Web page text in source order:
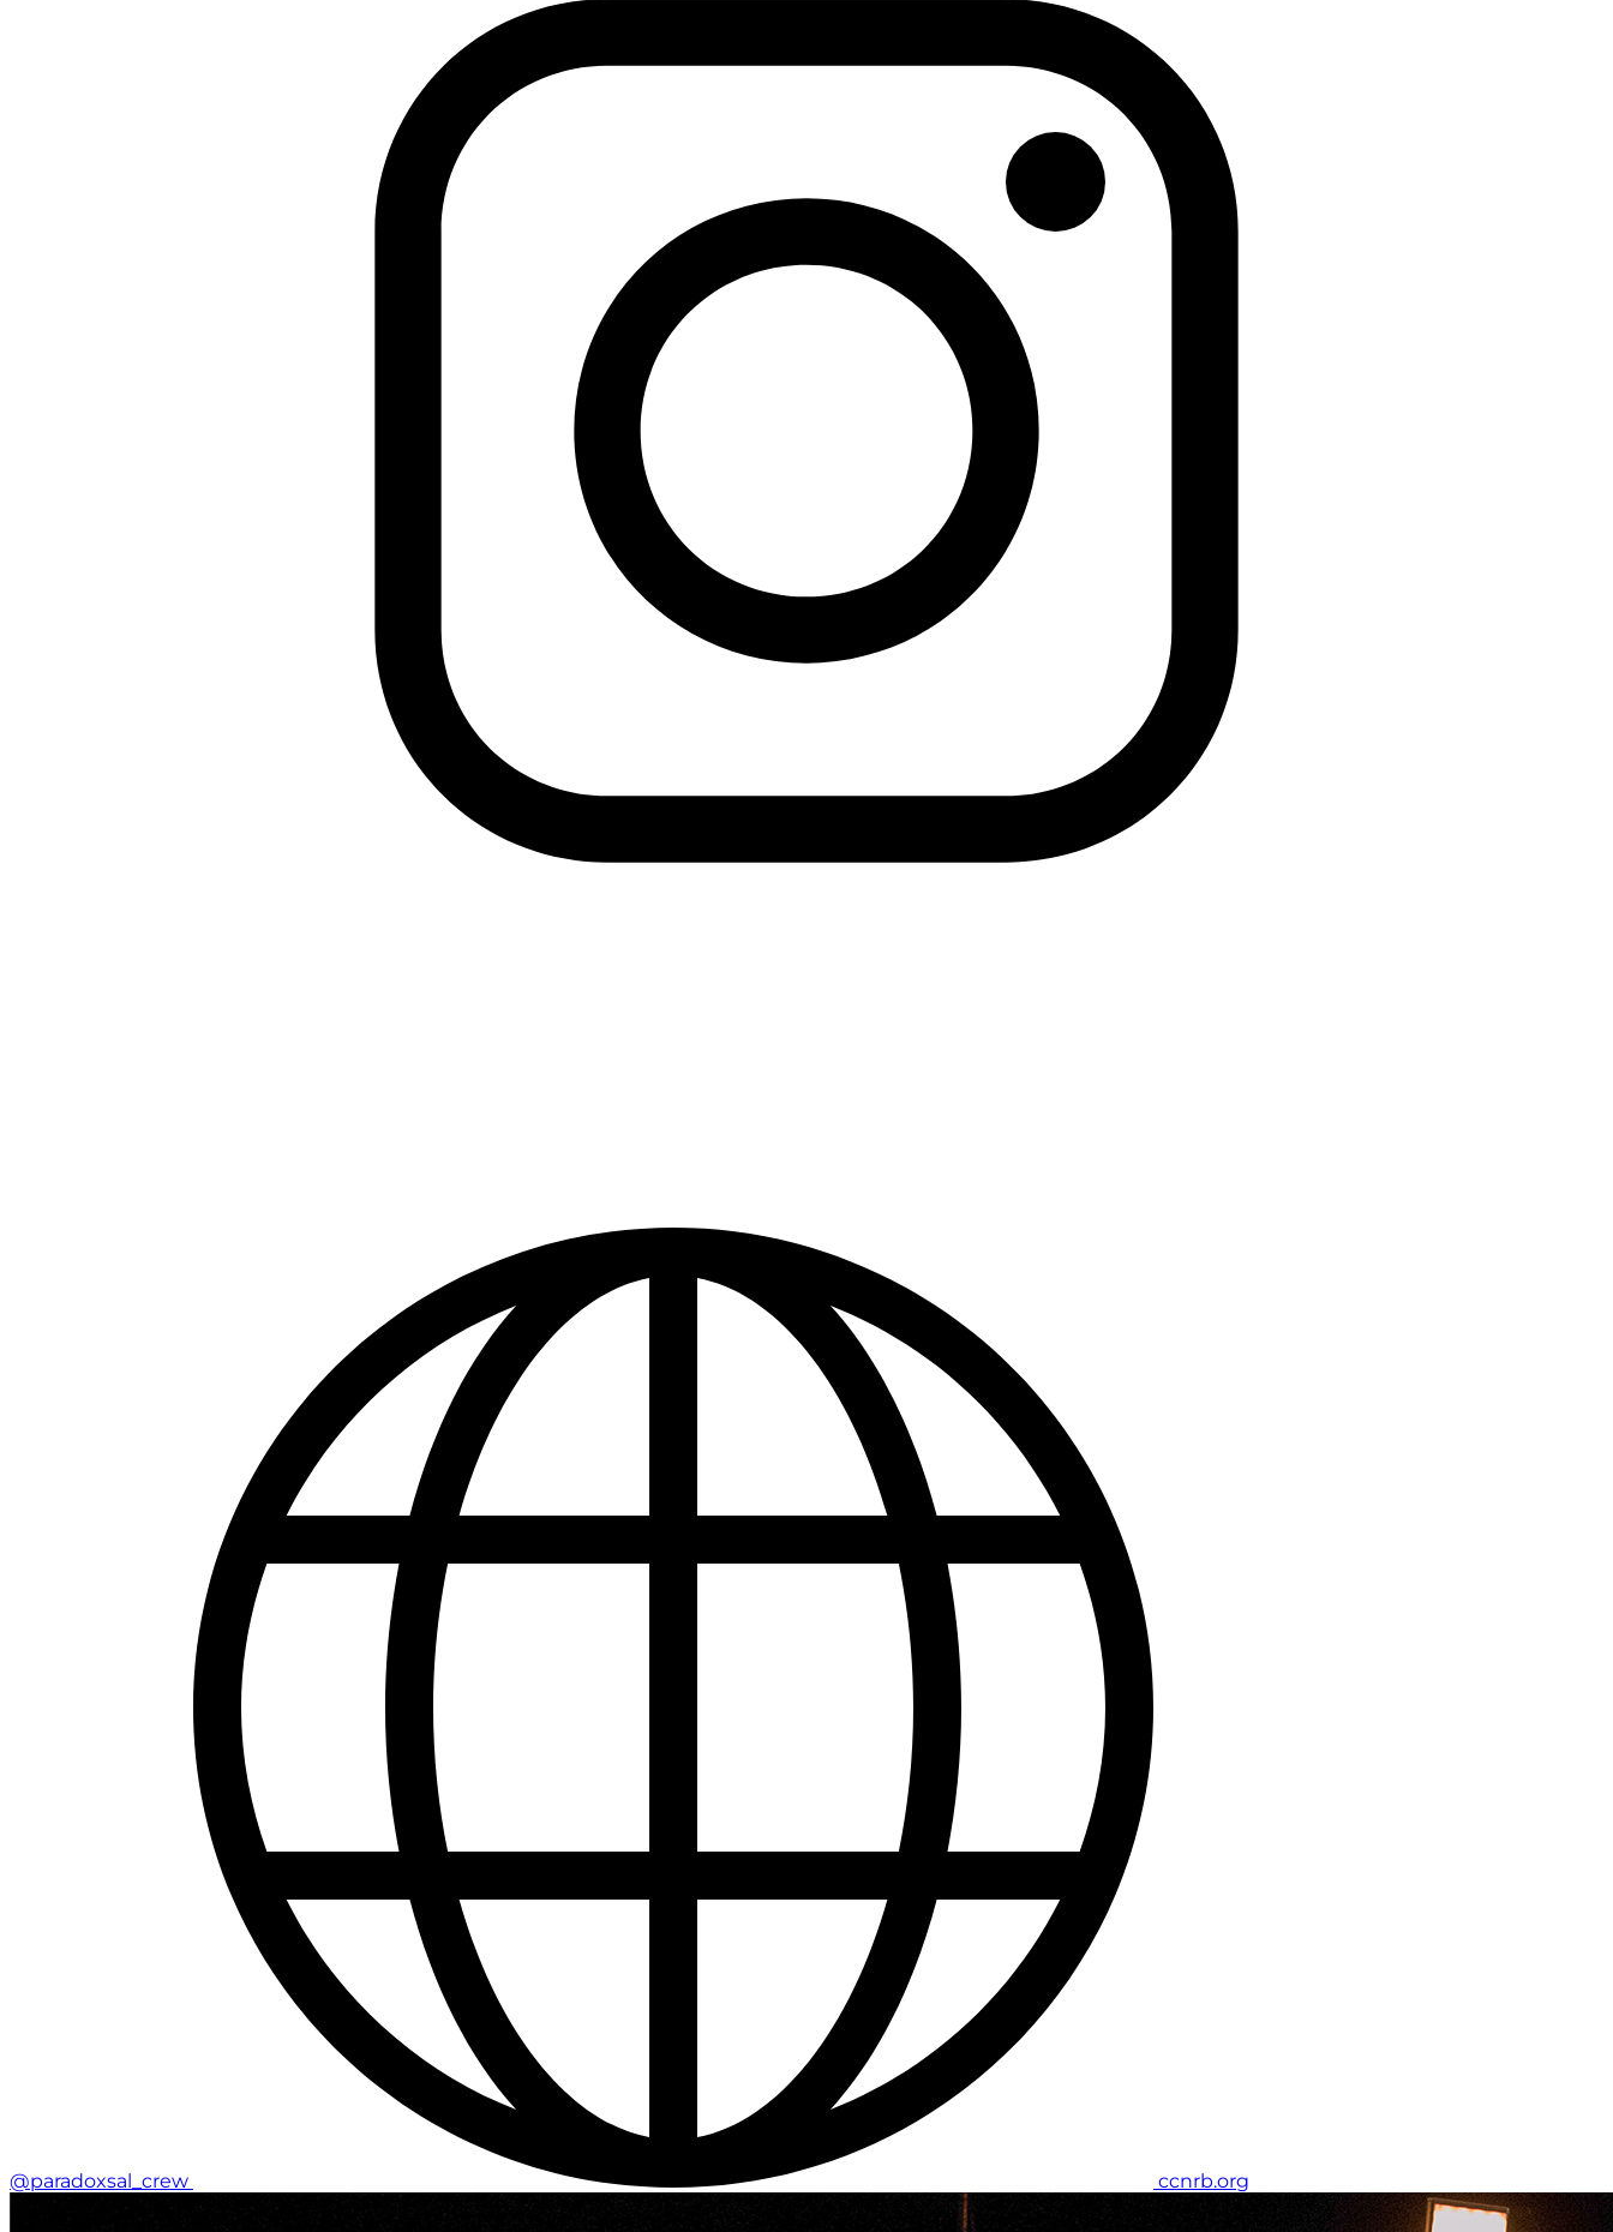
@paradoxsal_crew ccnrb.org